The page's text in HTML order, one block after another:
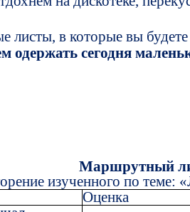
в которые вы будете
сегодня
Маршрутный
изученного по теме:
Оценка